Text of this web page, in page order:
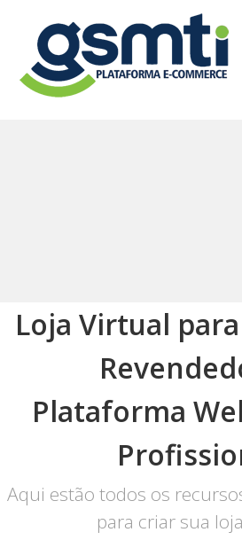
Loja Virtual
Plataforma
Aqui estão todos os
para criar sua